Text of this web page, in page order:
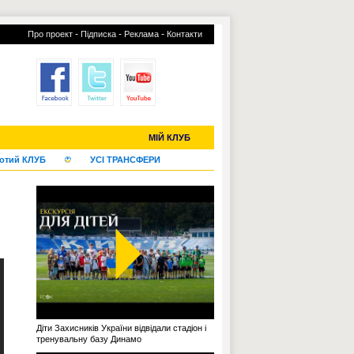
Про проект - Підписка - Реклама - Контакти
МІЙ КЛУБ
КЛУБ УСІ ТРАНСФЕРИ
Діти Захисників України відвідали стадіон і
тренувальну базу Динамо